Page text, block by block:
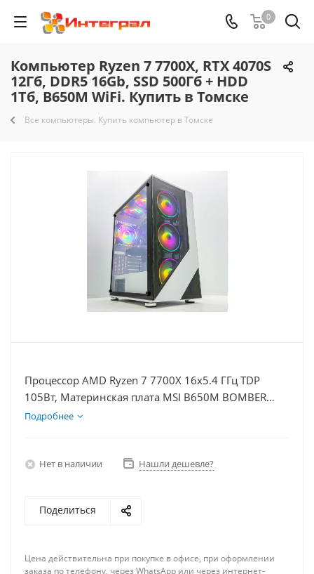
0
Компьютер Ryzen 7 7700X, RTX 4070S
12Гб, DDR5 16Gb, SSD 500Гб + HDD
1Тб, B650M WiFi. Купить в Томске
Все компьютеры. Купить компьютер в Томске
Процессор AMD Ryzen 7 7700X 16x5.4 ГГц TDP
105Вт, Материнская плата MSI B650M BOMBER
WIFI, Видеокарта RTX 4070S 12Гб, Память
Подробнее
Нет в наличии Нашли дешевле?
Поделиться
Цена действительна при покупке в офисе, при оформлении
заказа по телефону, через WhatsApp или через интернет-